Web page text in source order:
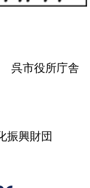
呉市役所庁舎
振興財団